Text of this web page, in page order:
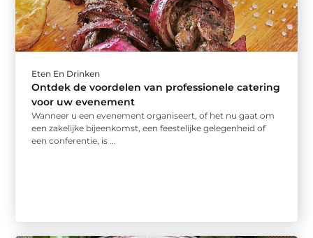
Eten En Drinken
Ontdek de voordelen van professionele catering
voor uw evenement
Wanneer u een evenement organiseert, of het nu gaat om
een zakelijke bijeenkomst, een feestelijke gelegenheid of
een conferentie, is ...